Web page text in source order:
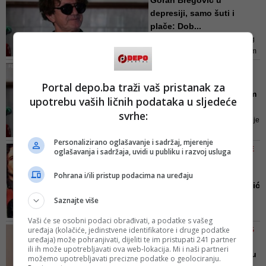
depresiji, samo šuti i
plače: Dob...
Dajana i Goran imaju još jednog
brata, Predraga, a ona je jednom
imala muških potomaka
Gorana Bregovića: S njom
je ...
Dajana Bregović – Marić mlađa je
tvorca „Orkestra za vjenčanja i
sprovode“ Gorana Bregovića
VIDEO/ UTISCI SA PREMIJERE
BEOGRADU
Indexi su najveći, Bregović
zavoljećete ih nakon ovog filma, a
ako ste ih voljeli, voljećete ih još
više
KAKO STOJE BH. MUZIČARI S
NEKRETNINAMA U BIH
Čola kupio elitnu 'gajbu' u
Portal depo.ba traži vaš pristanak za
upotrebu vaših ličnih podataka u sljedeće
svrhe:
Personalizirano oglašavanje i sadržaj, mjerenje
oglašavanja i sadržaja, uvidi u publiku i razvoj usluga
Pohrana i/ili pristup podacima na uređaju
Saznajte više
Vaši će se osobni podaci obrađivati, a podatke s vašeg
uređaja (kolačiće, jedinstvene identifikatore i druge podatke
uređaja) može pohranjivati, dijeliti te im pristupati 241 partner
ili ih može upotrebljavati ova web-lokacija. Mi i naši partneri
možemo upotrebljavati precizne podatke o geolociranju.